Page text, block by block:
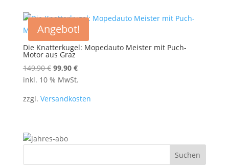
Angebot!
Die Knatterkugel: Mopedauto Meister mit Puch-
Motor aus Graz
149,90€ Ursprünglicher
Preis
149,90 €
99,90 €Aktueller
Preis
99,90 €.
inkl. 10 % MwSt.
zzgl. Versandkosten